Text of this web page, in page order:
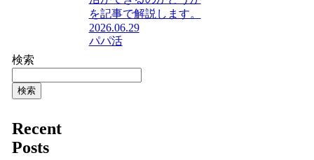
を記事で解説します。
2026.06.29
パパ活
検索
検索
Recent
Posts